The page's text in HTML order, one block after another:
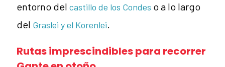
entorno delcastillo de los Condes o a lo largo
del Graslei y el Korenlei.
Rutas imprescindibles para recorrer